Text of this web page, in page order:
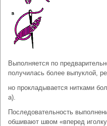
Выполняется по
получилась более выпуклой,
но прокладывается нитками
а).
Последовательность
обшивают швом «вперед